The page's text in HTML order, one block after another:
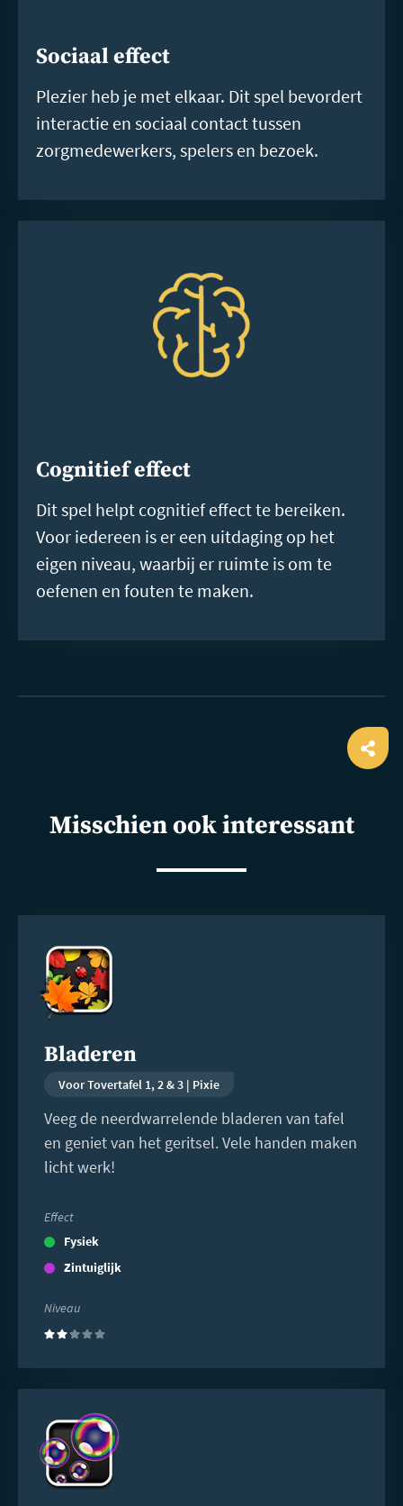
Sociaal effect
Plezier heb je met elkaar. Dit spel bevordert
interactie en sociaal contact tussen
zorgmedewerkers, spelers en bezoek.
Cognitief effect
Dit spel helpt cognitief effect te bereiken.
Voor iedereen is er een uitdaging op het
eigen niveau, waarbij er ruimte is om te
oefenen en fouten te maken.
Misschien ook interessant
Bladeren
Voor Tovertafel 1, 2 & 3 | Pixie
Veeg de neerdwarrelende bladeren van tafel
en geniet van het geritsel. Vele handen maken
licht werk!
Effect
Fysiek
Zintuiglijk
Niveau
(2)
meer
meer